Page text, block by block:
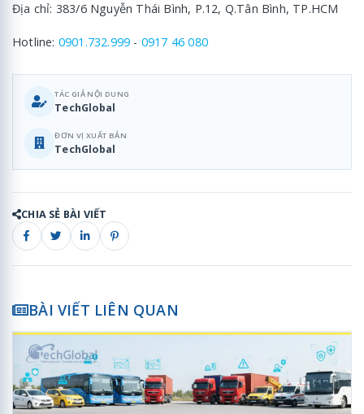
Địa chỉ: 383/6 Nguyễn Thái Bình, P.12, Q.Tân Bình, TP.HCM
Hotline: 0901.732.999 - 0917 46 080
TÁC GIẢ NỘI DUNG
TechGlobal
ĐƠN VỊ XUẤT BẢN
TechGlobal
CHIA SẺ BÀI VIẾT
BÀI VIẾT LIÊN QUAN